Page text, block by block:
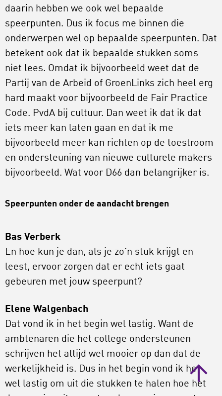
daarin hebben we ook wel bepaalde
speerpunten. Dus ik focus me binnen die
onderwerpen wel op bepaalde speerpunten. Dat
betekent ook dat ik bepaalde stukken soms
niet lees. Omdat ik bijvoorbeeld weet dat de
Partij van de Arbeid of GroenLinks zich heel erg
hard maakt voor bijvoorbeeld de Fair Practice
Code. PvdA bij cultuur. Dan weet ik dat ik dat
iets meer kan laten gaan en dat ik me
bijvoorbeeld meer kan richten op de toestroom
en ondersteuning van nieuwe culturele makers
bijvoorbeeld. Wat voor D66 dan belangrijker is.
Speerpunten onder de aandacht brengen
Bas Verberk
En hoe kun je dan, als je zo’n stuk krijgt en
leest, ervoor zorgen dat er echt iets gaat
gebeuren met jouw speerpunt?
Elene Walgenbach
Dat vond ik in het begin wel lastig. Want de
ambtenaren die het college ondersteunen
schrijven het altijd wel mooier op dan dat de
werkelijkheid is. Dus in het begin vond ik het
wel lastig om uit die stukken te halen hoe het